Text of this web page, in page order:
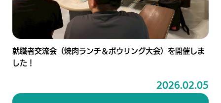
就職者交流会（焼肉ランチ＆ボウリング大会）を開催しま
した！
2026.02.05